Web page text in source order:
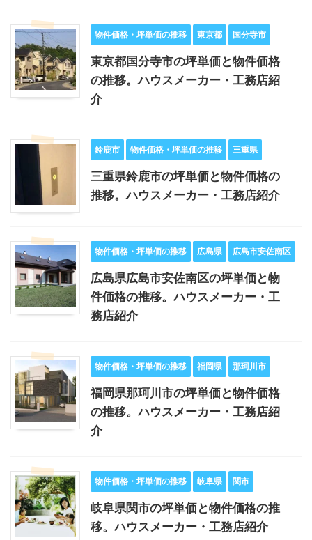
物件価格・坪単価の推移 東京都 国分寺市
東京都国分寺市の坪単価と物件価格
の推移。ハウスメーカー・工務店紹
介
鈴鹿市 物件価格・坪単価の推移 三重県
三重県鈴鹿市の坪単価と物件価格の
推移。ハウスメーカー・工務店紹介
物件価格・坪単価の推移 広島県 広島市安佐南区
広島県広島市安佐南区の坪単価と物
件価格の推移。ハウスメーカー・工
務店紹介
物件価格・坪単価の推移 福岡県 那珂川市
福岡県那珂川市の坪単価と物件価格
の推移。ハウスメーカー・工務店紹
介
物件価格・坪単価の推移 岐阜県 関市
岐阜県関市の坪単価と物件価格の推
移。ハウスメーカー・工務店紹介